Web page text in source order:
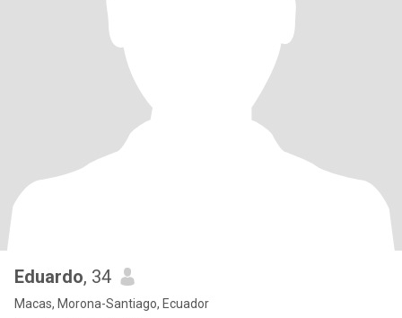
Eduardo, 34
Macas, Morona-Santiago, Ecuador